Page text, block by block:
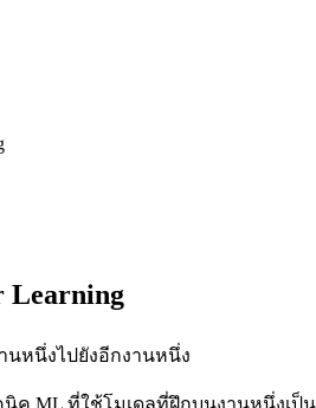
Learning
นหนึ่งไปยังอีกงานหนึ่ง
ค ML ที่ใช้โมเดลที่ฝึกบนงานหนึ่งเ